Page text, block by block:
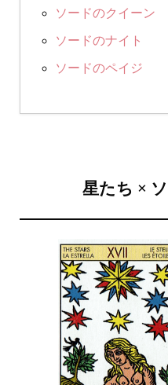
ソードのクイーン
ソードのナイト
ソードのペイジ
星たち ×